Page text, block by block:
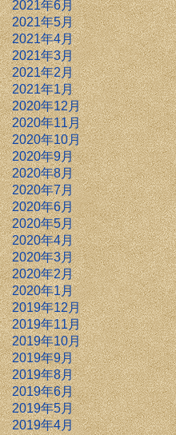
2021年6月
2021年5月
2021年4月
2021年3月
2021年2月
2021年1月
2020年12月
2020年11月
2020年10月
2020年9月
2020年8月
2020年7月
2020年6月
2020年5月
2020年4月
2020年3月
2020年2月
2020年1月
2019年12月
2019年11月
2019年10月
2019年9月
2019年8月
2019年6月
2019年5月
2019年4月